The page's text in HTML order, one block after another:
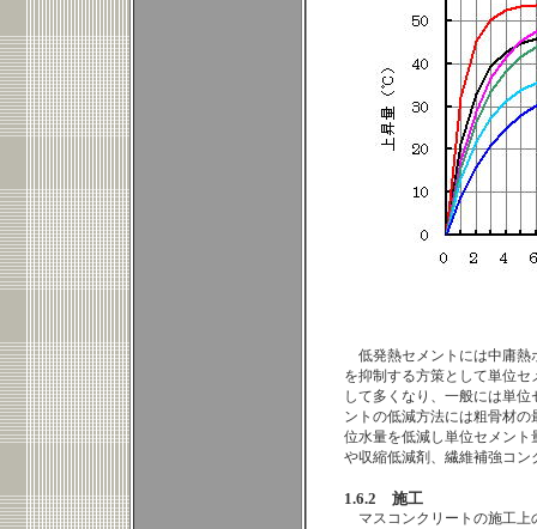
低発熱セメントには中庸
を抑制する方策として単位
して多くなり、一般には単
ントの低減方法には粗骨材
位水量を低減し単位セメン
や収縮低減剤、繊維補強コ
1.6.2 施工
マスコンクリートの施工